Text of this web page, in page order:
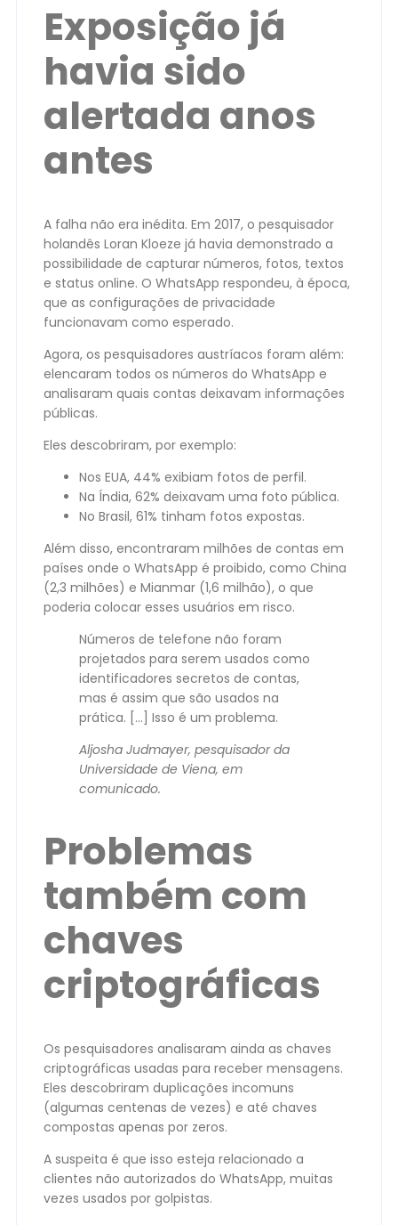
Exposição já
havia sido
alertada anos
antes
A falha não era inédita. Em 2017, o pesquisador
holandês Loran Kloeze já havia demonstrado a
possibilidade de capturar números, fotos, textos
e status online. O WhatsApp respondeu, à época,
que as configurações de privacidade
funcionavam como esperado.
Agora, os pesquisadores austríacos foram além:
elencaram todos os números do WhatsApp e
analisaram quais contas deixavam informações
públicas.
Eles descobriram, por exemplo:
Nos EUA, 44% exibiam fotos de perfil.
Na Índia, 62% deixavam uma foto pública.
No Brasil, 61% tinham fotos expostas.
Além disso, encontraram milhões de contas em
países onde o WhatsApp é proibido, como China
(2,3 milhões) e Mianmar (1,6 milhão), o que
poderia colocar esses usuários em risco.
Números de telefone não foram
projetados para serem usados como
identificadores secretos de contas,
mas é assim que são usados na
prática. […] Isso é um problema.
Aljosha Judmayer, pesquisador da
Universidade de Viena, em
comunicado.
Problemas
também com
chaves
criptográficas
Os pesquisadores analisaram ainda as chaves
criptográficas usadas para receber mensagens.
Eles descobriram duplicações incomuns
(algumas centenas de vezes) e até chaves
compostas apenas por zeros.
A suspeita é que isso esteja relacionado a
clientes não autorizados do WhatsApp, muitas
vezes usados por golpistas.